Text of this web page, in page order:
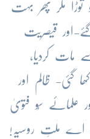
مگر پھر بہت
اور قیصریت
مات کردیا،
گئی- ظالم اور
علمائے سُو فتویٰ
اے ملتِ روسیہ!